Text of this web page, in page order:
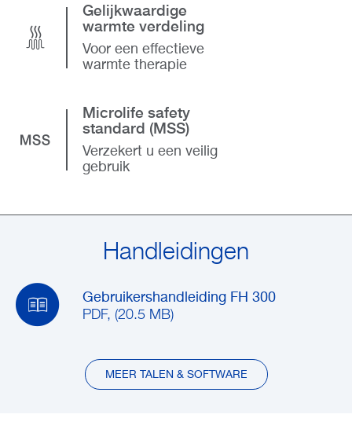
Gelijkwaardige
warmte verdeling
Voor een effectieve
warmte therapie
Microlife safety
standard (MSS)
Verzekert u een veilig
gebruik
Handleidingen
Gebruikershandleiding FH 300
PDF, (20.5 MB)
MEER TALEN & SOFTWARE